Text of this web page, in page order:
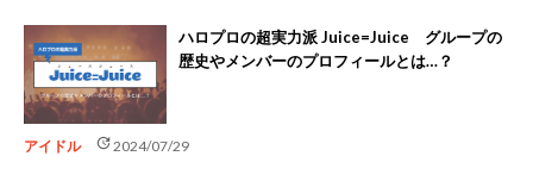
ハロプロの超実力派 Juice=Juice グループの
歴史やメンバーのプロフィールとは…？
アイドル update2024/07/29